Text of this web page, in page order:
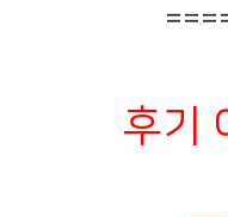
후기